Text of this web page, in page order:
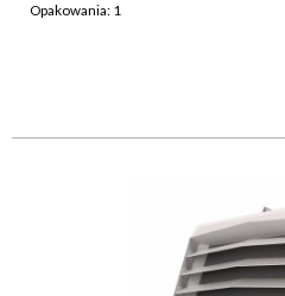
Opakowania: 1